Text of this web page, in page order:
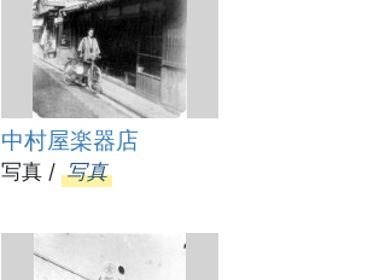
中村屋楽器店
写真 / 写真